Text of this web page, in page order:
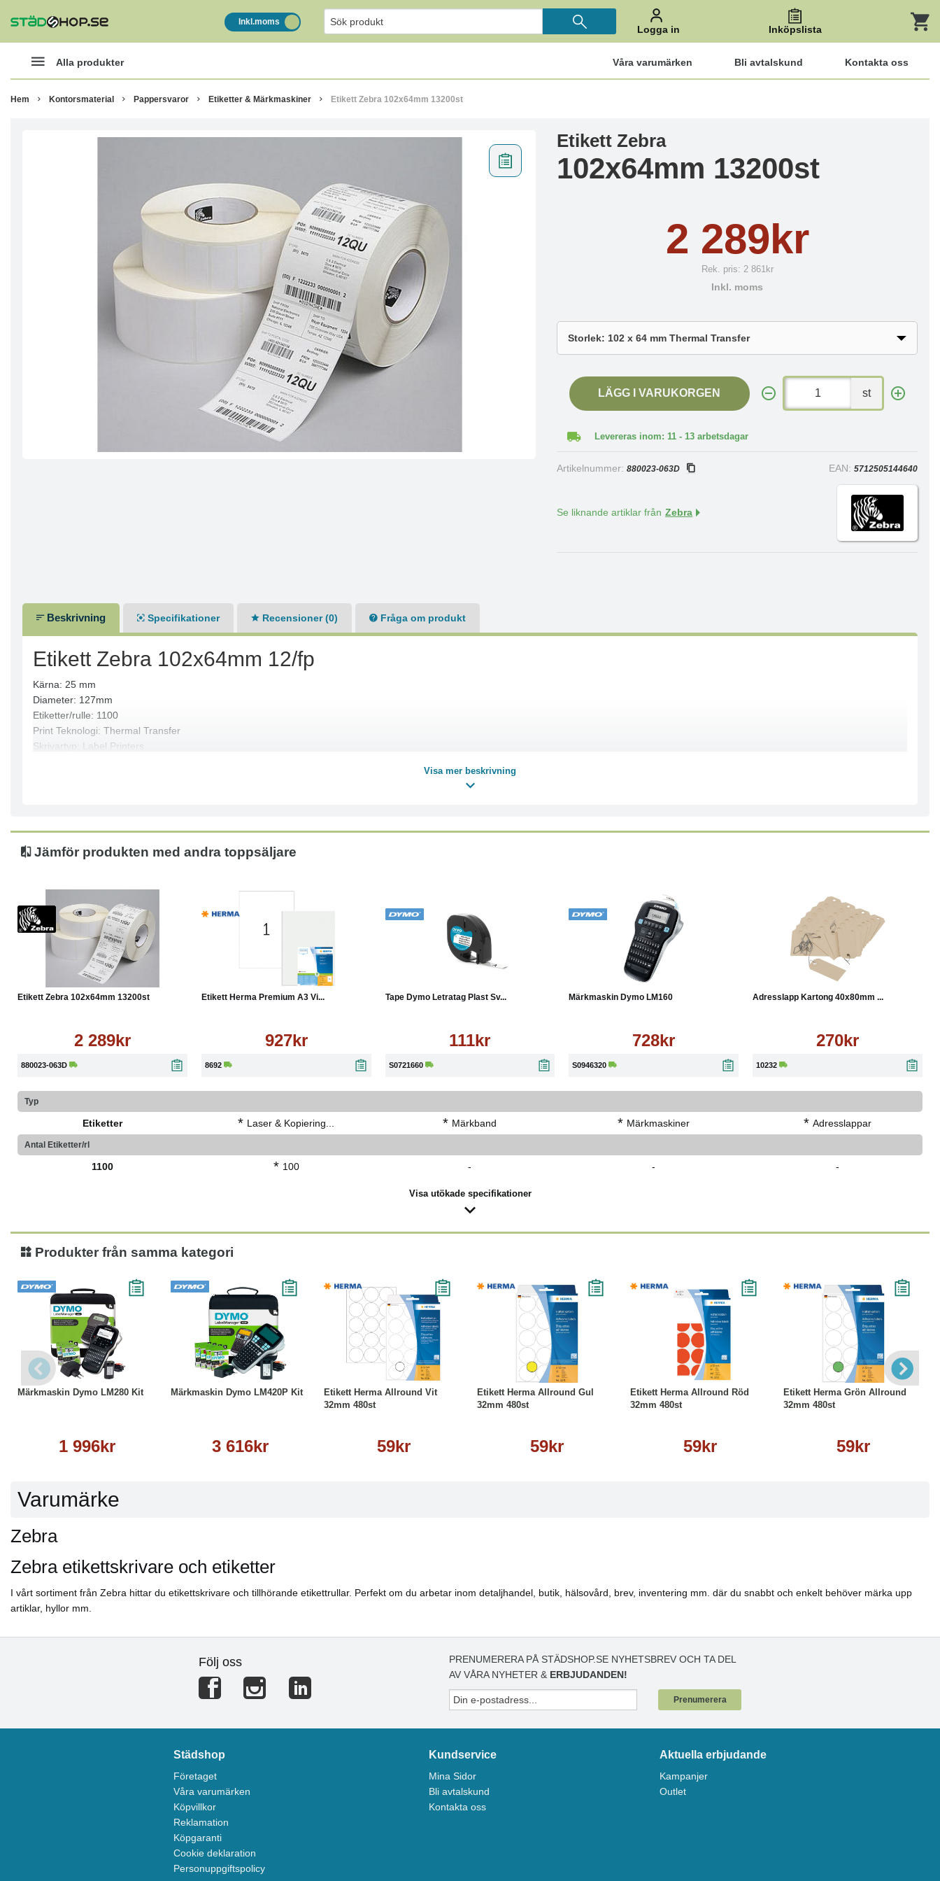
Inkl.moms
Logga in Inköpslista
Alla produkter Våra varumärken Bli avtalskund Kontakta oss
Hem Kontorsmaterial Pappersvaror Etiketter & Märkmaskiner Etikett Zebra 102x64mm 13200st
Etikett Zebra
102x64mm 13200st
2 289kr
Rek. pris: 2 861kr
Inkl. moms
LÄGG I VARUKORGEN st
Levereras inom: 11 - 13 arbetsdagar
Artikelnummer:880023-063D EAN: 5712505144640
Se liknande artiklar från Zebra
Beskrivning Specifikationer Recensioner (0) Fråga om produkt
Etikett Zebra 102x64mm 12/fp
Kärna: 25 mm
Diameter: 127mm
Etiketter/rulle: 1100
Print Teknologi: Thermal Transfer
Skrivartyp: Label Printers
Visa mer beskrivning
Jämför produkten med andra toppsäljare
Etikett Zebra 102x64mm 13200st
2 289kr
880023-063D
Etikett Herma Premium A3 Vi...
927kr
8692
Läs mer
Tape Dymo Letratag Plast Sv...
111kr
S0721660
Märkmaskin Dymo LM160
728kr
S0946320
Adresslapp Kartong 40x80mm ...
270kr
10232
Typ
Etiketter * Laser & Kopiering... * Märkband * Märkmaskiner * Adresslappar
Antal Etiketter/rl
1100 * 100 - - -
Visa utökade specifikationer
Produkter från samma kategori
Märkmaskin Dymo LM280 Kit
1 996kr
Köp Läs mer
Märkmaskin Dymo LM420P Kit
3 616kr
Köp Läs mer
Etikett Herma Allround Vit
32mm 480st
59kr
Köp Läs mer
Etikett Herma Allround Gul
32mm 480st
59kr
Köp Läs mer
Etikett Herma Allround Röd
32mm 480st
59kr
Läs mer
Etikett Herma Grön Allround
32mm 480st
59kr
Köp Läs mer
Varumärke
Zebra
Zebra etikettskrivare och etiketter
I vårt sortiment från Zebra hittar du etikettskrivare och tillhörande etikettrullar. Perfekt om du arbetar inom detaljhandel, butik, hälsovård, brev, inventering mm. där du snabbt och enkelt behöver märka upp
artiklar, hyllor mm.
Följ oss
PRENUMERERA PÅ STÄDSHOP.SE NYHETSBREV OCH TA DEL
AV VÅRA NYHETER & ERBJUDANDEN!
Prenumerera
Städshop
Företaget
Våra varumärken
Köpvillkor
Reklamation
Köpgaranti
Cookie deklaration
Personuppgiftspolicy
Kundservice
Mina Sidor
Bli avtalskund
Kontakta oss
Aktuella erbjudande
Kampanjer
Outlet